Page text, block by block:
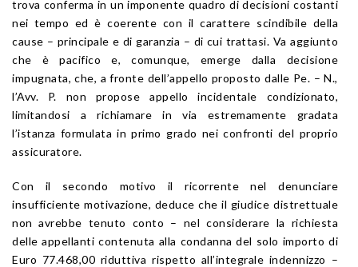
trova conferma in un imponente quadro di decisioni costanti
nei tempo ed è coerente con il carattere scindibile della
cause – principale e di garanzia – di cui trattasi. Va aggiunto
che è pacifico e, comunque, emerge dalla decisione
impugnata, che, a fronte dell’appello proposto dalle Pe. – N.,
l’Avv. P. non propose appello incidentale condizionato,
limitandosi a richiamare in via estremamente gradata
l’istanza formulata in primo grado nei confronti del proprio
assicuratore.
Con il secondo motivo il ricorrente nel denunciare
insufficiente motivazione, deduce che il giudice distrettuale
non avrebbe tenuto conto – nel considerare la richiesta
delle appellanti contenuta alla condanna del solo importo di
Euro 77.468,00 riduttiva rispetto all’integrale indennizzo –